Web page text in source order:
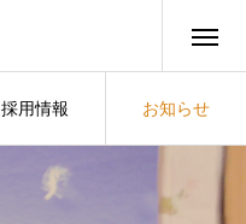
採用情報 お知らせ